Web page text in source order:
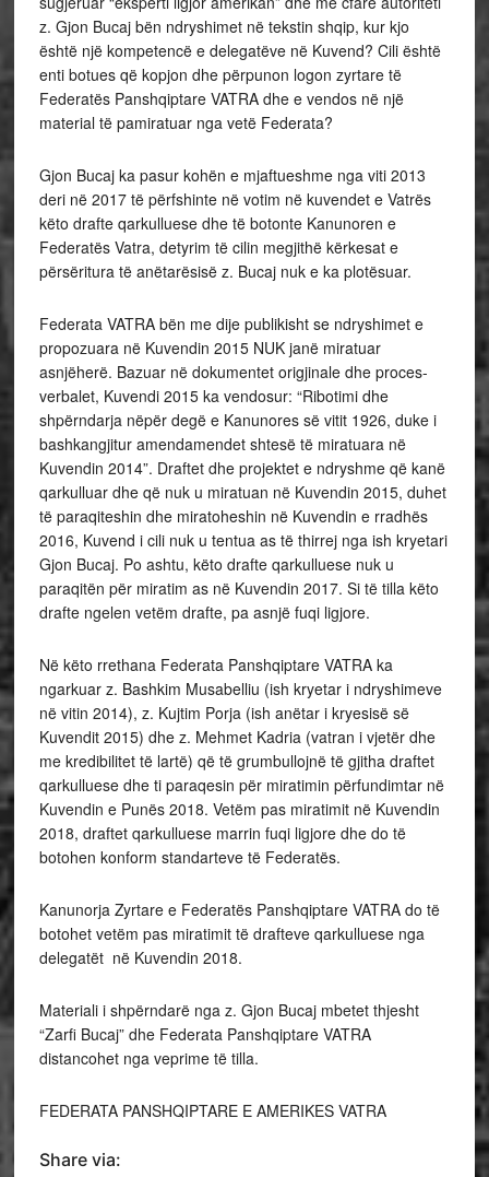
z. Gjon Bucaj bën ndryshimet në tekstin shqip, kur kjo
është një kompetencë e delegatëve në Kuvend? Cili është
enti botues që kopjon dhe përpunon logon zyrtare të
Federatës Panshqiptare VATRA dhe e vendos në një
material të pamiratuar nga vetë Federata?
Gjon Bucaj ka pasur kohën e mjaftueshme nga viti 2013
deri në 2017 të përfshinte në votim në kuvendet e Vatrës
këto drafte qarkulluese dhe të botonte Kanunoren e
Federatës Vatra, detyrim të cilin megjithë kërkesat e
përsëritura të anëtarësisë z. Bucaj nuk e ka plotësuar.
Federata VATRA bën me dije publikisht se ndryshimet e
propozuara në Kuvendin 2015 NUK janë miratuar
asnjëherë. Bazuar në dokumentet origjinale dhe proces-
verbalet, Kuvendi 2015 ka vendosur: “Ribotimi dhe
shpërndarja nëpër degë e Kanunores së vitit 1926, duke i
bashkangjitur amendamendet shtesë të miratuara në
Kuvendin 2014”. Draftet dhe projektet e ndryshme që kanë
qarkulluar dhe që nuk u miratuan në Kuvendin 2015, duhet
të paraqiteshin dhe miratoheshin në Kuvendin e rradhës
2016, Kuvend i cili nuk u tentua as të thirrej nga ish kryetari
Gjon Bucaj. Po ashtu, këto drafte qarkulluese nuk u
paraqitën për miratim as në Kuvendin 2017. Si të tilla këto
drafte ngelen vetëm drafte, pa asnjë fuqi ligjore.
Në këto rrethana Federata Panshqiptare VATRA ka
ngarkuar z. Bashkim Musabelliu (ish kryetar i ndryshimeve
në vitin 2014), z. Kujtim Porja (ish anëtar i kryesisë së
Kuvendit 2015) dhe z. Mehmet Kadria (vatran i vjetër dhe
me kredibilitet të lartë) që të grumbullojnë të gjitha draftet
qarkulluese dhe ti paraqesin për miratimin përfundimtar në
Kuvendin e Punës 2018. Vetëm pas miratimit në Kuvendin
2018, draftet qarkulluese marrin fuqi ligjore dhe do të
botohen konform standarteve të Federatës.
Kanunorja Zyrtare e Federatës Panshqiptare VATRA do të
botohet vetëm pas miratimit të drafteve qarkulluese nga
delegatët në Kuvendin 2018.
Materiali i shpërndarë nga z. Gjon Bucaj mbetet thjesht
“Zarfi Bucaj” dhe Federata Panshqiptare VATRA
distancohet nga veprime të tilla.
FEDERATA PANSHQIPTARE E AMERIKES VATRA
Share via: